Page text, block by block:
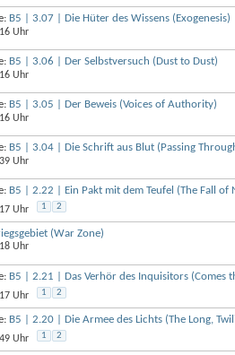
B5 | 3.07 | Die Hüter des Wissens (Exogenesis)
Uhr
B5 | 3.06 | Der Selbstversuch (Dust to Dust)
Uhr
B5 | 3.05 | Der Beweis (Voices of Authority)
Uhr
B5 | 3.04 | Die Schrift aus Blut (Passing
Uhr
B5 | 2.22 | Ein Pakt mit dem Teufel (The Fall of
Uhr 1 2
(War Zone)
Uhr
B5 | 2.21 | Das Verhör des Inquisitors (Comes
Uhr 1 2
B5 | 2.20 | Die Armee des Lichts (The Long,
Uhr 1 2